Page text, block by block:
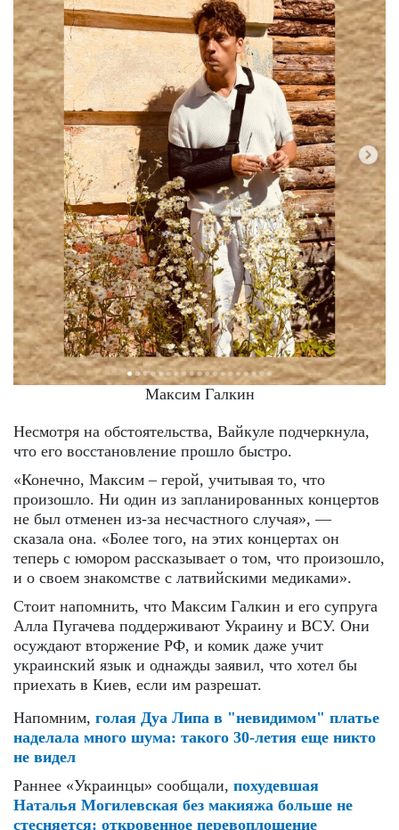
Максим Галкин
Несмотря на обстоятельства, Вайкуле подчеркнула,
что его восстановление прошло быстро.
«Конечно, Максим – герой, учитывая то, что
произошло. Ни один из запланированных концертов
не был отменен из-за несчастного случая», —
сказала она. «Более того, на этих концертах он
теперь с юмором рассказывает о том, что произошло,
и о своем знакомстве с латвийскими медиками».
Стоит напомнить, что Максим Галкин и его супруга
Алла Пугачева поддерживают Украину и ВСУ. Они
осуждают вторжение РФ, и комик даже учит
украинский язык и однажды заявил, что хотел бы
приехать в Киев, если им разрешат.
Напомним, голая Дуа Липа в "невидимом" платье
наделала много шума: такого 30-летия еще никто
не видел
Раннее «Украинцы» сообщали, похудевшая
Наталья Могилевская без макияжа больше не
стесняется: откровенное перевоплощение